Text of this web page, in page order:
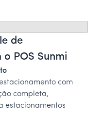
de
POS Sunmi
com
completa,
estacionamentos